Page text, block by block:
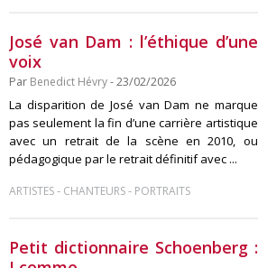
José van Dam : l’éthique d’une
voix
Par Benedict Hévry- 23/02/2026
La disparition de José van Dam ne marque
pas seulement la fin d’une carrière artistique
avec un retrait de la scène en 2010, ou
pédagogique par le retrait définitif avec ...
ARTISTES- CHANTEURS- PORTRAITS
Petit dictionnaire Schoenberg :